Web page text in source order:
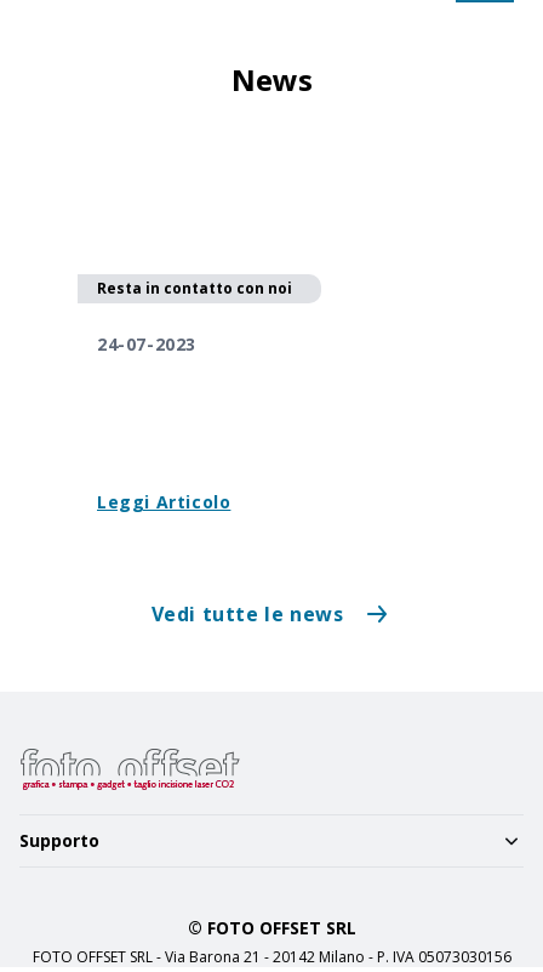
News
Resta in contatto con noi
24-07-2023
Leggi Articolo
Vedi tutte le news
Supporto
© FOTO OFFSET SRL
FOTO OFFSET SRL - Via Barona 21 - 20142 Milano - P. IVA 05073030156